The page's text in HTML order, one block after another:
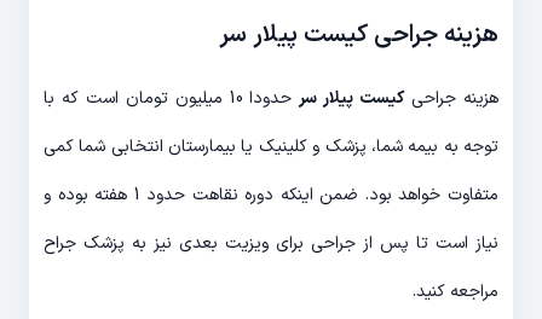
هزینه جراحی کیست پیلار سر
هزینه جراحیکیست پیلار سر
حدودا 10 میلیون تومان است که با
توجه به بیمه شما، پزشک و کلینیک یا بیمارستان انتخابی شما کمی
متفاوت خواهد بود. ضمن اینکه دوره نقاهت حدود 1 هفته بوده و
نیاز است تا پس از جراحی برای ویزیت بعدی نیز به پزشک جراح
مراجعه کنید.